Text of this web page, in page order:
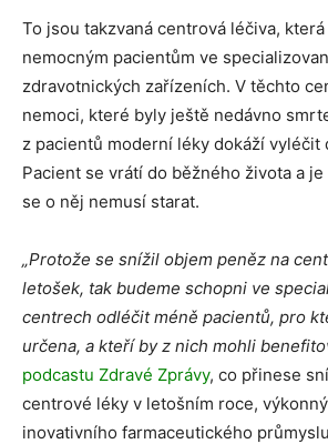
To jsou takzvaná centrová léčiva,
nemocným pacientům ve
zdravotnických zařízeních. V těchto
nemoci, které byly ještě nedávno
z pacientů moderní léky dokáží vyléčit
Pacient se vrátí do běžného života a
se o něj nemusí starat.
„Protože se snížil objem peněz na
letošek, tak budeme schopni ve
centrech odléčit méně pacientů, pro
určena, a kteří by z nich mohli
podcastu Zdravé Zprávy, co přinese
centrové léky v letošním roce,
inovativního farmaceutického